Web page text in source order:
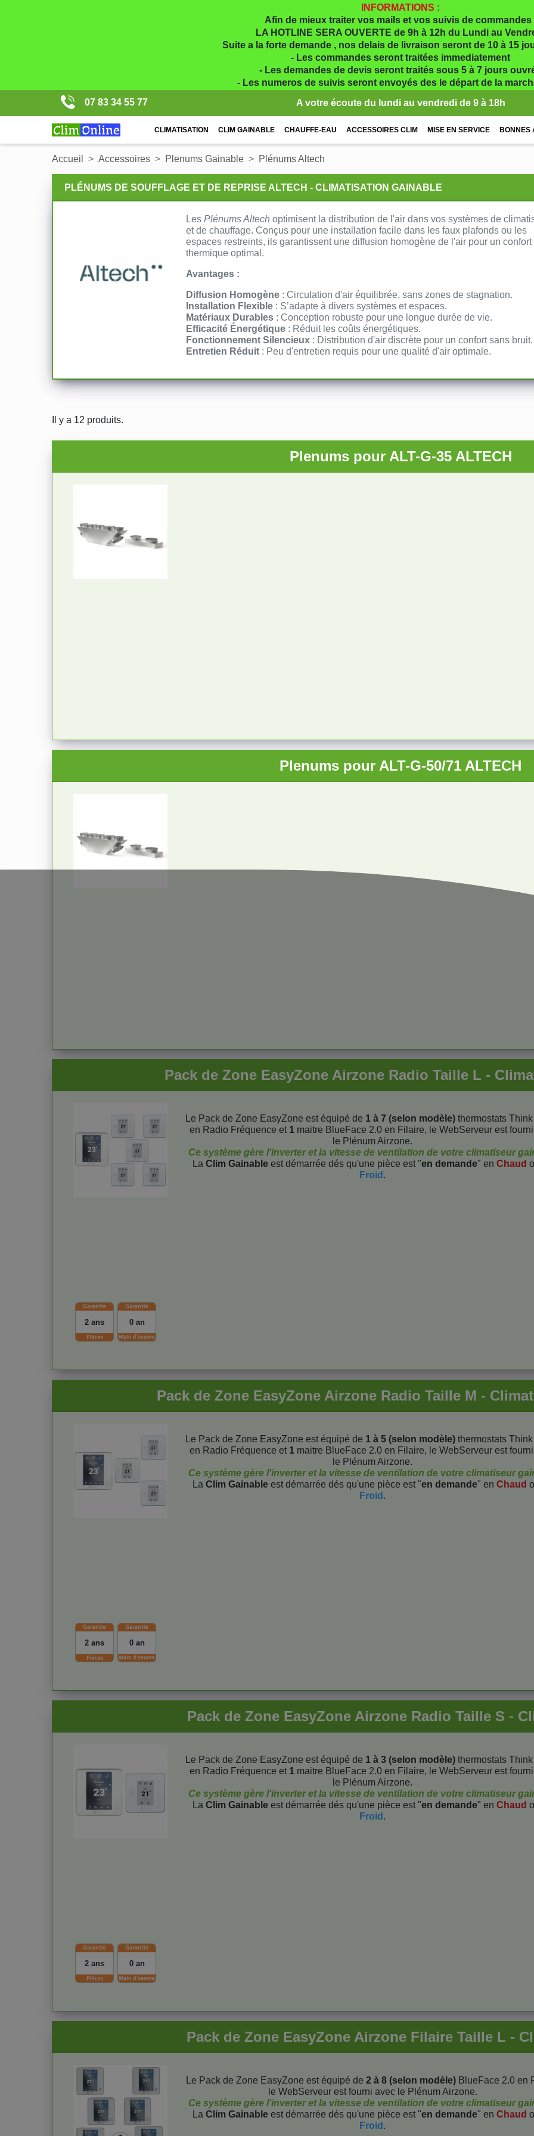
INFORMATIONS :
Afin de mieux traiter vos mails et vos suivis de commandes
LA HOTLINE SERA OUVERTE de 9h à 12h du Lundi au
Suite a la forte demande , nos delais de livraison seront de 10 à 15
- Les commandes seront traitées immediatement
- Les demandes de devis seront traités sous 5 à 7 jours
- Les numeros de suivis seront envoyés des le départ de la
07 83 34 55 77
A votre écoute du lundi au vendredi de 9 à 18h
CLIMATISATION CLIM GAINABLE CHAUFFE-EAU ACCESSOIRES CLIM MISE EN SERVICE BONNES
Accueil Accessoires Plenums Gainable Plénums Altech
PLÉNUMS DE SOUFFLAGE ET DE REPRISE ALTECH - CLIMATISATION GAINABLE
Les Plénums Altech optimisent la distribution de l'air dans vos systèmes de
et de chauffage. Conçus pour une installation facile dans les faux plafonds ou les
espaces restreints, ils garantissent une diffusion homogène de l'air pour un confort
thermique optimal.
Avantages :
Diffusion Homogène: Circulation d'air équilibrée, sans zones de stagnation.
Installation Flexible: S’adapte à divers systèmes et espaces.
Matériaux Durables: Conception robuste pour une longue durée de vie.
Efficacité Énergétique: Réduit les coûts énergétiques.
Fonctionnement Silencieux: Distribution d'air discrète pour un confort sans bruit.
Entretien Réduit: Peu d'entretien requis pour une qualité d'air optimale.
Il y a 12 produits.
Plenums pour ALT-G-35 ALTECH
Plenums pour ALT-G-50/71 ALTECH
Pack de Zone EasyZone Airzone Radio Taille L -
Le Pack de Zone EasyZone est équipé de 1 à 7 (selon modèle) thermostats
en Radio Fréquence et 1maitre BlueFace 2.0 en Filaire, le WebServeur est
le Plénum Airzone.
Ce système gère l'inverter et la vitesse de ventilation de votre climatiseur
La Clim Gainableest démarrée dés qu'une pièce est "en demande" en Chaud
Froid .
2 ans 0 an
Pack de Zone EasyZone Airzone Radio Taille M -
Le Pack de Zone EasyZone est équipé de 1 à 5 (selon modèle) thermostats
en Radio Fréquence et 1maitre BlueFace 2.0 en Filaire, le WebServeur est
le Plénum Airzone.
Ce système gère l'inverter et la vitesse de ventilation de votre climatiseur
La Clim Gainableest démarrée dés qu'une pièce est "en demande" en Chaud
Froid .
2 ans 0 an
Pack de Zone EasyZone Airzone Radio Taille S -
Le Pack de Zone EasyZone est équipé de 1 à 3 (selon modèle) thermostats
en Radio Fréquence et 1maitre BlueFace 2.0 en Filaire, le WebServeur est
le Plénum Airzone.
Ce système gère l'inverter et la vitesse de ventilation de votre climatiseur
La Clim Gainableest démarrée dés qu'une pièce est "en demande" en Chaud
Froid .
2 ans 0 an
Pack de Zone EasyZone Airzone Filaire Taille L -
Le Pack de Zone EasyZone est équipé de 2 à 8 (selon modèle)BlueFace 2.0 en
le WebServeur est fourni avec le Plénum Airzone.
Ce système gère l'inverter et la vitesse de ventilation de votre climatiseur
La Clim Gainableest démarrée dés qu'une pièce est "en demande" en Chaud
Froid .